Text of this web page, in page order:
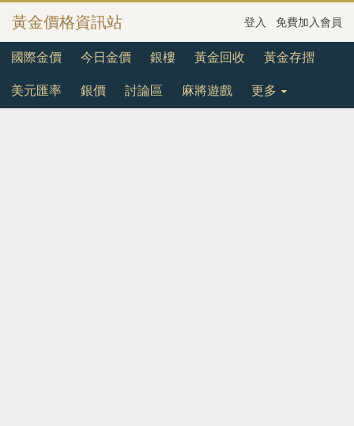
黃金價格資訊站 登入 免費加入會員
國際金價 今日金價 銀樓 黃金回收 黃金存摺
美元匯率 銀價 討論區 麻將遊戲 更多